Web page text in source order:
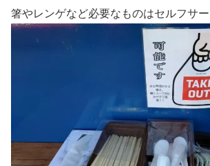
箸やレンゲなど必要なものはセルフサー